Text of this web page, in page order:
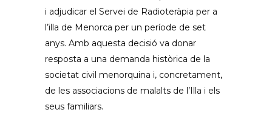
i adjudicar el Servei de Radioteràpia per a
l’illa de Menorca per un període de set
anys. Amb aquesta decisió va donar
resposta a una demanda històrica de la
societat civil menorquina i, concretament,
de les associacions de malalts de l’Illa i els
seus familiars.